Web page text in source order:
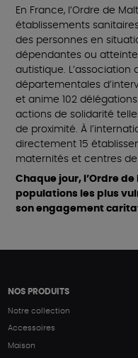
En France, l’Ordre de
établissements
des personnes en
dépendantes ou
autistique.
départementales
et anime 102
actions de solidarité
de proximité. À
directement 15
maternités et centres de
Chaque jour, l’Ordre
populations les plus
son engagement
NOS PRODUITS
Notre collection
Accessoires
Maison